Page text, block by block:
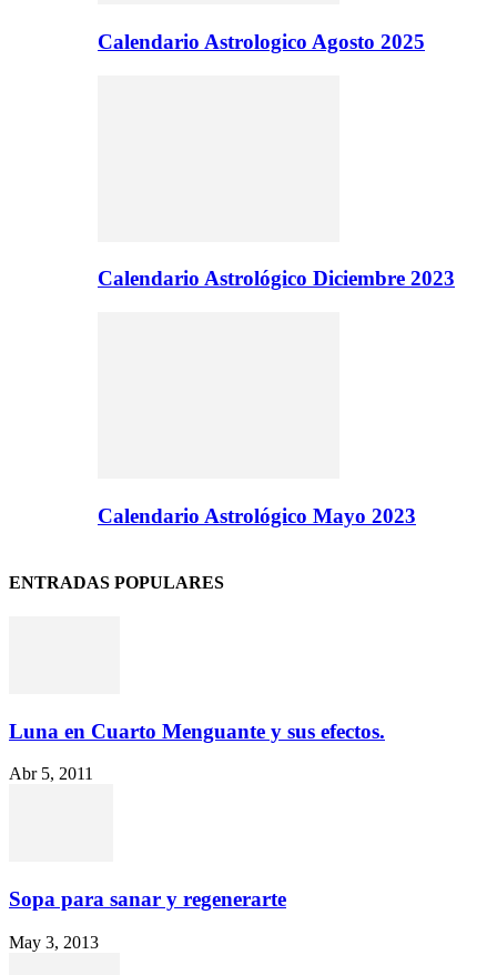
Calendario Astrologico Agosto 2025
Calendario Astrológico Diciembre 2023
Calendario Astrológico Mayo 2023
ENTRADAS POPULARES
Luna en Cuarto Menguante y sus efectos.
Abr 5, 2011
Sopa para sanar y regenerarte
May 3, 2013